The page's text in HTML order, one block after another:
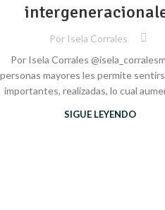
Por Isela Corrales
Por Isela Corrales
personas mayores les permite
importantes, realizadas, lo cual
SIGUE LEYENDO